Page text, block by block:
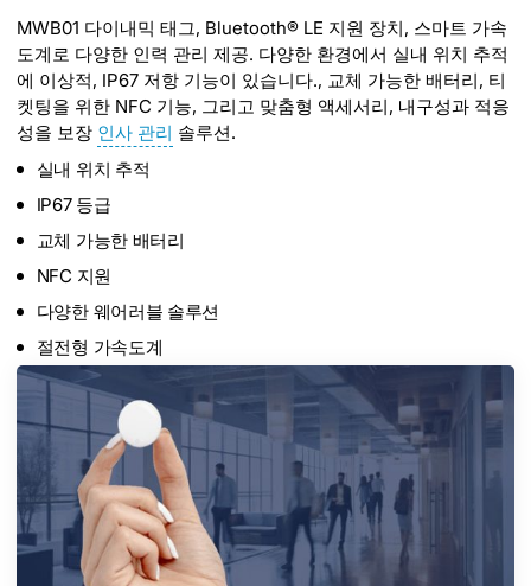
MWB01 다이내믹 태그, Bluetooth® LE 지원 장치, 스마트 가속
도계로 다양한 인력 관리 제공. 다양한 환경에서 실내 위치 추적
에 이상적, IP67 저항 기능이 있습니다., 교체 가능한 배터리, 티
켓팅을 위한 NFC 기능, 그리고 맞춤형 액세서리, 내구성과 적응
성을 보장 인사 관리 솔루션.
실내 위치 추적
IP67 등급
교체 가능한 배터리
NFC 지원
다양한 웨어러블 솔루션
절전형 가속도계